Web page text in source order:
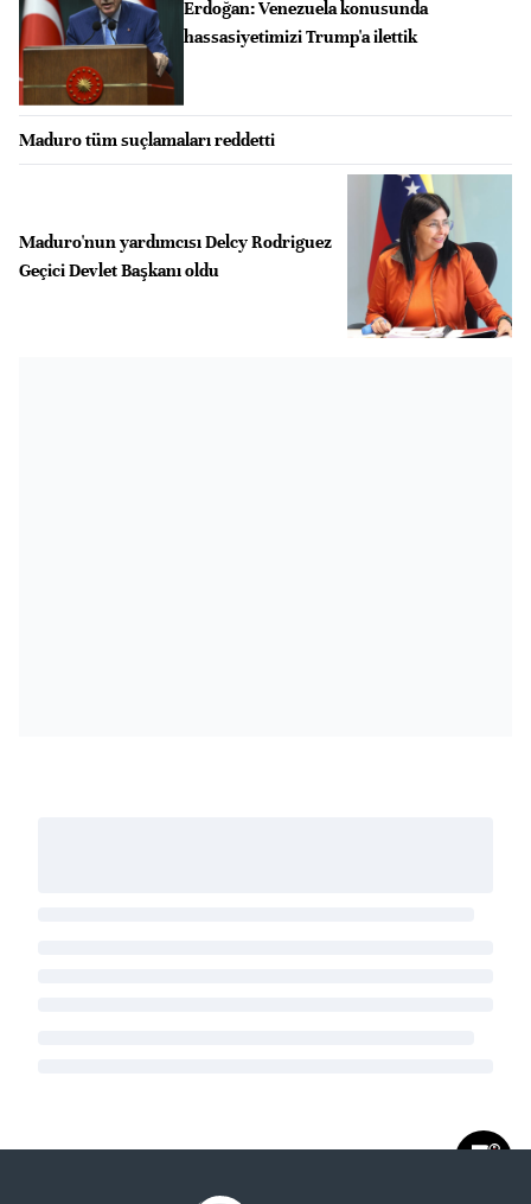
Erdoğan: Venezuela konusunda
hassasiyetimizi Trump'a ilettik
Maduro tüm suçlamaları reddetti
Maduro'nun yardımcısı Delcy Rodriguez
Geçici Devlet Başkanı oldu